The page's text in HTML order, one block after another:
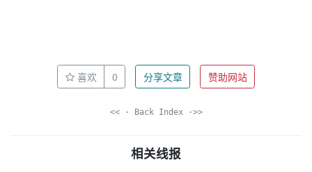
喜欢 0 分享文章 赞助网站
<< · Back Index ·>>
相关线报